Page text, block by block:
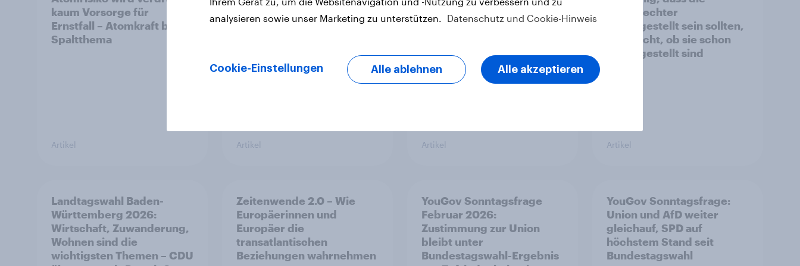
kaum Vorsorge für
Ernstfall – Atomkraft bleibt
Spaltthema
Artikel
Schwarz-Rot unter Druck:
Union und SPD so niedrig
Artikel
Grüne so stark wie zuletzt
vor einem
nicht an ein schnelles Ende
des Iran-Kriegs
Artikel
Geschlechter
gleichgestellt sein sollten,
aber nicht, ob sie schon
gleichgestellt sind
Artikel
Landtagswahl Baden-
Württemberg 2026:
Wirtschaft, Zuwanderung,
Wohnen sind die
wichtigsten Themen – CDU
Zeitenwende 2.0 – Wie
Europäerinnen und
Europäer die
transatlantischen
Beziehungen wahrnehmen
YouGov Sonntagsfrage
Februar 2026:
Zustimmung zur Union
bleibt unter
Bundestagswahl-Ergebnis
YouGov Sonntagsfrage:
Union und AfD weiter
gleichauf, SPD auf
höchstem Stand seit
Bundestagswahl
analysieren sowie unser Marketing zu unterstützen. Datenschutz und Cookie-Hinweis
Cookie-Einstellungen Alle ablehnen Alle akzeptieren